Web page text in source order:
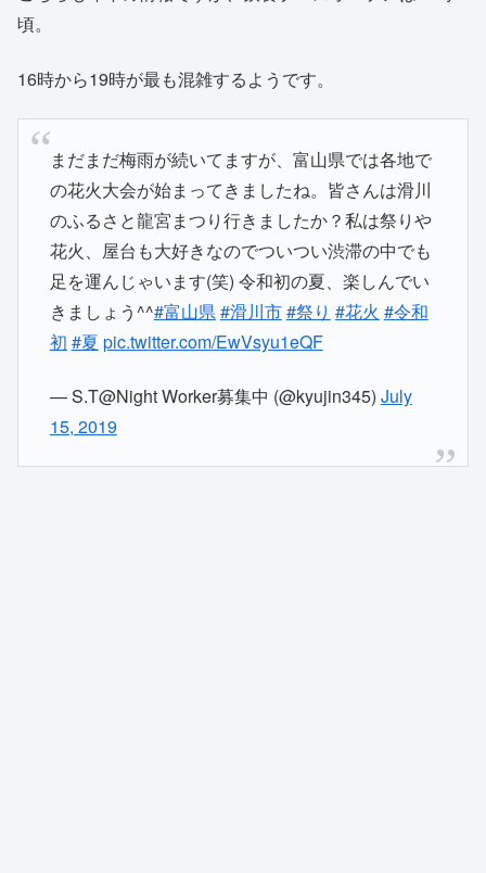
頃。
16時から19時が最も混雑するようです。
まだまだ梅雨が続いてますが、富山県では各地で
の花火大会が始まってきましたね。皆さんは滑川
のふるさと龍宮まつり行きましたか？私は祭りや
花火、屋台も大好きなのでついつい渋滞の中でも
足を運んじゃいます(笑) 令和初の夏、楽しんでい
きましょう^^#富山県#滑川市#祭り #花火 #令和
初 #夏 pic.twitter.com/EwVsyu1eQF
— S.T@Night Worker募集中 (@kyujin345) July
15, 2019